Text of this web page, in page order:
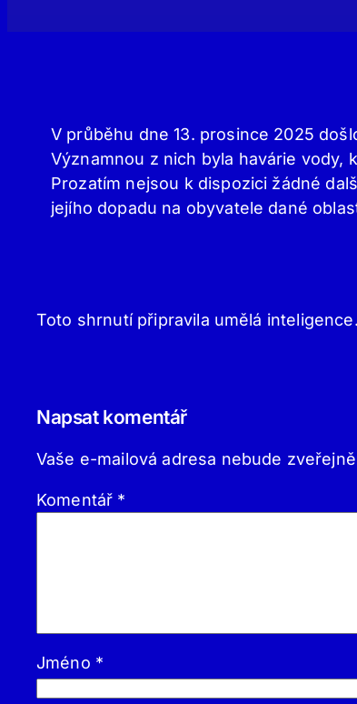
V průběhu dne 13. prosince 2025
Významnou z nich byla havárie vody,
Prozatím nejsou k dispozici žádné
jejího dopadu na obyvatele dané
Toto shrnutí připravila umělá
Napsat komentář
Vaše e-mailová adresa nebude
Komentář *
Jméno *